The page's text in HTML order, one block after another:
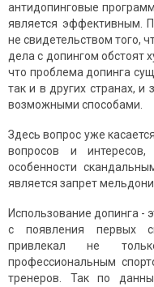
антидопинговые
является эффективным.
не свидетельством того,
дела с допингом обстоят
что проблема допинга
так и в других странах,
возможными способами.
Здесь вопрос уже
вопросов и
особенности
является запрет
Использование допинга -
с появления первых
привлекал не
профессиональным
тренеров. Так по